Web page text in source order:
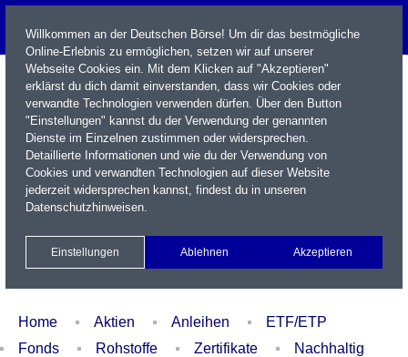
Name / WKN / ISIN / Kürzel
Xetra Realtime
Watchlist Portfolio Login
Home Aktien Anleihen
ETF/ETP
Fonds
Rohstoffe Zertifikate
Nachhaltig
Willkommen an der Deutschen Börse! Um dir das bestmögliche
Online-Erlebnis zu ermöglichen, setzen wir auf unserer
Webseite Cookies ein. Mit dem Klicken auf "Akzeptieren"
erklärst du dich damit einverstanden, dass wir Cookies oder
verwandte Technologien verwenden dürfen. Über den Button
"Einstellungen" kannst du der Verwendung der genannten
Dienste im Einzelnen zustimmen oder widersprechen.
Detaillierte Informationen und wie du der Verwendung von
Cookies und verwandten Technologien auf dieser Website
jederzeit widersprechen kannst, findest du in unseren
Datenschutzhinweisen.
Einstellungen Ablehnen Akzeptieren